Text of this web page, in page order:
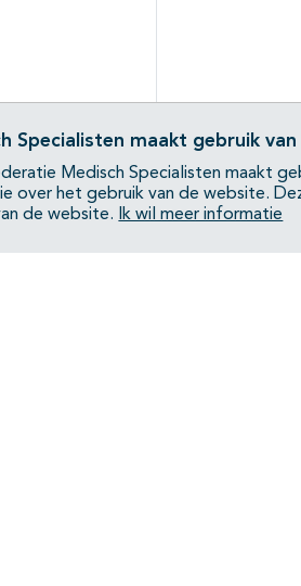
Specialisten maakt gebruik van
Medisch Specialisten maakt
over het gebruik van de website.
de website.
Ik wil meer informatie